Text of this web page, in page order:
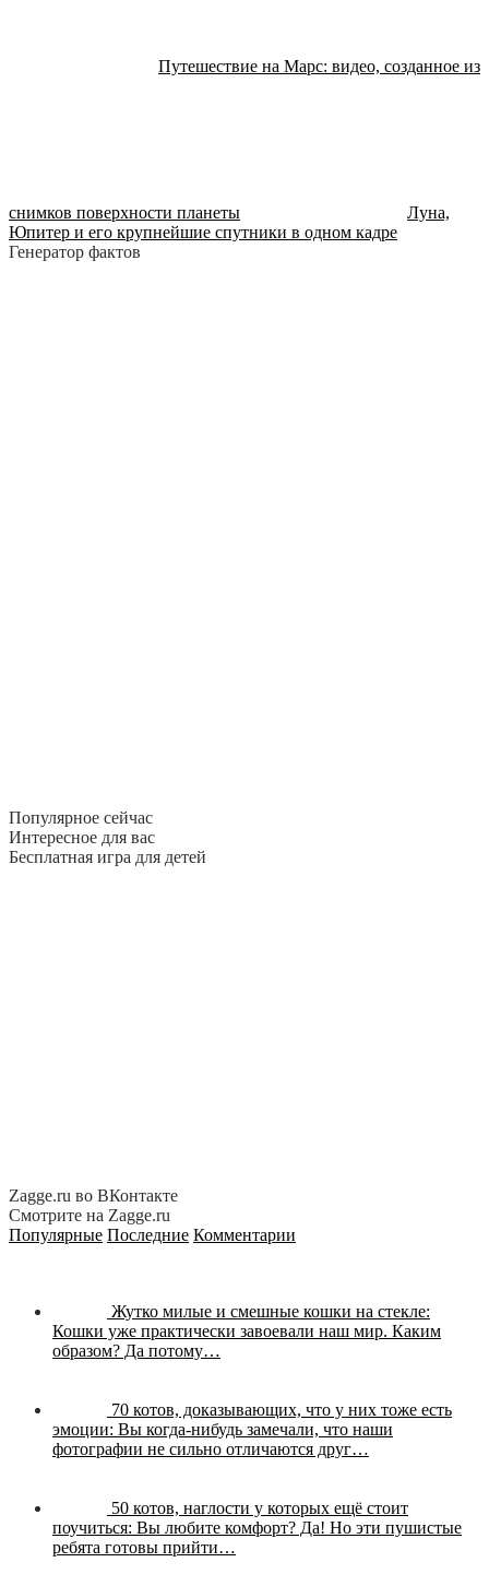
Путешествие на Марс: видео, созданное из
снимков поверхности планеты
Луна,
Юпитер и его крупнейшие спутники в одном кадре
Генератор фактов
Популярное сейчас
Интересное для вас
Бесплатная игра для детей
Zagge.ru во ВКонтакте
Смотрите на Zagge.ru
Популярные Последние Комментарии
Жутко милые и смешные кошки на стекле:
Кошки уже практически завоевали наш мир. Каким
образом? Да потому…
70 котов, доказывающих, что у них тоже есть
эмоции: Вы когда-нибудь замечали, что наши
фотографии не сильно отличаются друг…
50 котов, наглости у которых ещё стоит
поучиться: Вы любите комфорт? Да! Но эти пушистые
ребята готовы прийти…